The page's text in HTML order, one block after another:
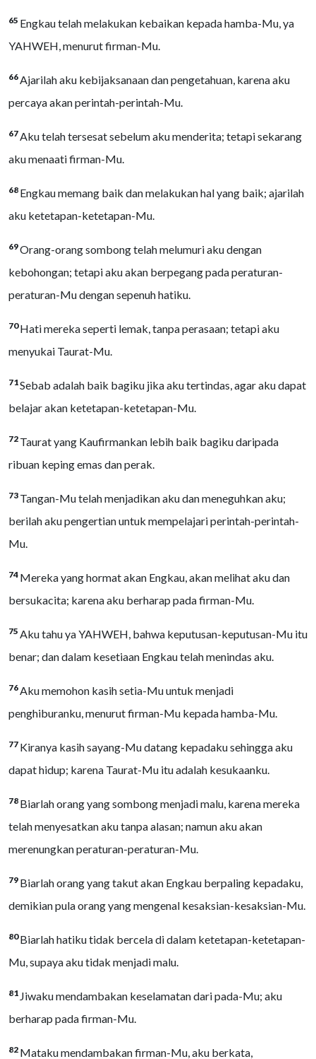
65 Engkau telah melakukan kebaikan kepada hamba-Mu, ya
YAHWEH, menurut firman-Mu.
66Ajarilah aku kebijaksanaan dan pengetahuan, karena aku
percaya akan perintah-perintah-Mu.
67Aku telah tersesat sebelum aku menderita; tetapi sekarang
aku menaati firman-Mu.
68 Engkau memang baik dan melakukan hal yang baik; ajarilah
aku ketetapan-ketetapan-Mu.
69Orang-orang sombong telah melumuri aku dengan
kebohongan; tetapi aku akan berpegang pada peraturan-
peraturan-Mu dengan sepenuh hatiku.
70Hati mereka seperti lemak, tanpa perasaan; tetapi aku
menyukai Taurat-Mu.
71Sebab adalah baik bagiku jika aku tertindas, agar aku dapat
belajar akan ketetapan-ketetapan-Mu.
72 Taurat yang Kaufirmankan lebih baik bagiku daripada
ribuan keping emas dan perak.
73 Tangan-Mu telah menjadikan aku dan meneguhkan aku;
berilah aku pengertian untuk mempelajari perintah-perintah-
Mu.
74 Mereka yang hormat akan Engkau, akan melihat aku dan
bersukacita; karena aku berharap pada firman-Mu.
75 Aku tahu ya YAHWEH, bahwa keputusan-keputusan-Mu itu
benar; dan dalam kesetiaan Engkau telah menindas aku.
76Aku memohon kasih setia-Mu untuk menjadi
penghiburanku, menurut firman-Mu kepada hamba-Mu.
77 Kiranya kasih sayang-Mu datang kepadaku sehingga aku
dapat hidup; karena Taurat-Mu itu adalah kesukaanku.
78 Biarlah orang yang sombong menjadi malu, karena mereka
telah menyesatkan aku tanpa alasan; namun aku akan
merenungkan peraturan-peraturan-Mu.
79 Biarlah orang yang takut akan Engkau berpaling kepadaku,
demikian pula orang yang mengenal kesaksian-kesaksian-Mu.
80Biarlah hatiku tidak bercela di dalam ketetapan-ketetapan-
Mu, supaya aku tidak menjadi malu.
81 Jiwaku mendambakan keselamatan dari pada-Mu; aku
berharap pada firman-Mu.
82 Mataku mendambakan firman-Mu, aku berkata,